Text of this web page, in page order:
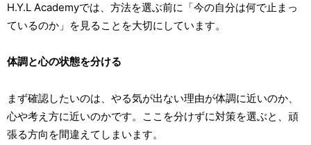
H.Y.L Academyでは、方法を選ぶ前に「今の自分は何で止まっ
ているのか」を見ることを大切にしています。
体調と心の状態を分ける
まず確認したいのは、やる気が出ない理由が体調に近いのか、
心や考え方に近いのかです。ここを分けずに対策を選ぶと、頑
張る方向を間違えてしまいます。